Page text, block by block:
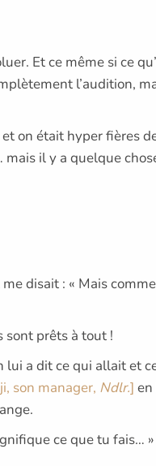
Et ce même si ce
l’audition,
on était hyper fières
il y a quelque
disait : « Mais
sont prêts à tout !
lui a dit ce qui allait et
son manager, Ndlr.] en
ce que tu fais…